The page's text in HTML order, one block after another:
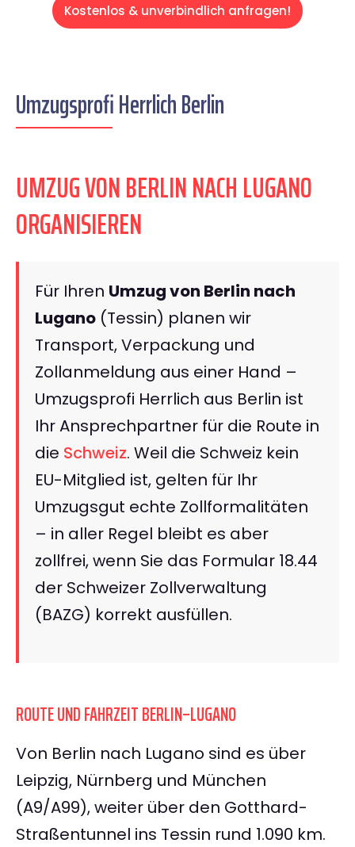
Kostenlos & unverbindlich anfragen!
Umzugsprofi Herrlich Berlin
UMZUG VON BERLIN NACH LUGANO
ORGANISIEREN
Für Ihren Umzug von Berlin nach
Lugano (Tessin) planen wir
Transport, Verpackung und
Zollanmeldung aus einer Hand –
Umzugsprofi Herrlich aus Berlin ist
Ihr Ansprechpartner für die Route in
die Schweiz. Weil die Schweiz kein
EU-Mitglied ist, gelten für Ihr
Umzugsgut echte Zollformalitäten
– in aller Regel bleibt es aber
zollfrei, wenn Sie das Formular 18.44
der Schweizer Zollverwaltung
(BAZG) korrekt ausfüllen.
ROUTE UND FAHRZEIT BERLIN–LUGANO
Von Berlin nach Lugano sind es über
Leipzig, Nürnberg und München
(A9/A99), weiter über den Gotthard-
Straßentunnel ins Tessin rund 1.090 km.